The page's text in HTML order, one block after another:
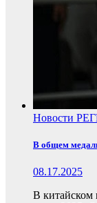
Новости
В общем
08.17.2025
В китайском